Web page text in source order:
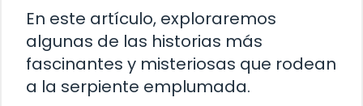
En este artículo, exploraremos
algunas de las historias más
fascinantes y misteriosas que rodean
a la serpiente emplumada.